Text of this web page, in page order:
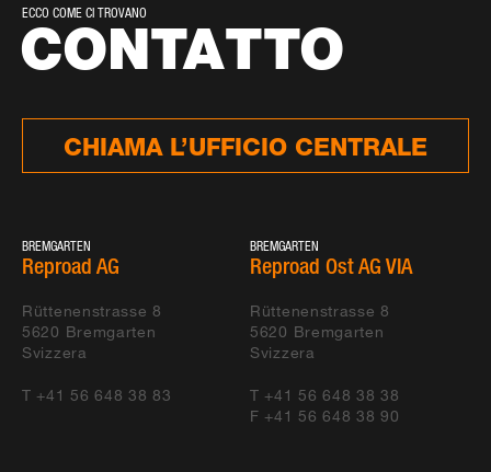
ECCO COME CI TROVANO
CONTATTO
CHIAMA L’UFFICIO CENTRALE
BREMGARTEN
Reproad AG
Rüttenenstrasse 8
5620 Bremgarten
Svizzera
T +41 56 648 38 83
BREMGARTEN
Reproad Ost AG VIA
Rüttenenstrasse 8
5620 Bremgarten
Svizzera
T +41 56 648 38 38
F +41 56 648 38 90